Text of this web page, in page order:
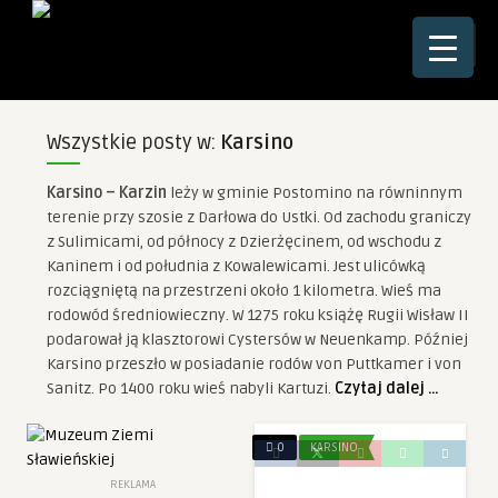
☰
Wszystkie posty w: Karsino
Karsino – Karzin leży w gminie Postomino na równinnym
terenie przy szosie z Darłowa do Ustki. Od zachodu graniczy
z Sulimicami, od północy z Dzierżęcinem, od wschodu z
Kaninem i od południa z Kowalewicami. Jest ulicówką
rozciągniętą na przestrzeni około 1 kilometra. Wieś ma
rodowód średniowieczny. W 1275 roku książę Rugii Wisław II
podarował ją klasztorowi Cystersów w Neuenkamp. Później
Karsino przeszło w posiadanie rodów von Puttkamer i von
Sanitz. Po 1400 roku wieś nabyli Kartuzi. Czytaj dalej …
REKLAMA
0 KARSINO